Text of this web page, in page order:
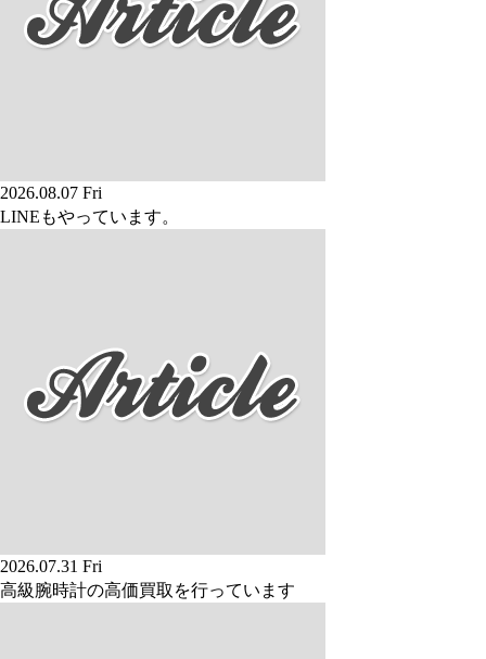
2026.08.07 Fri
LINEもやっています。
2026.07.31 Fri
高級腕時計の高価買取を行っています